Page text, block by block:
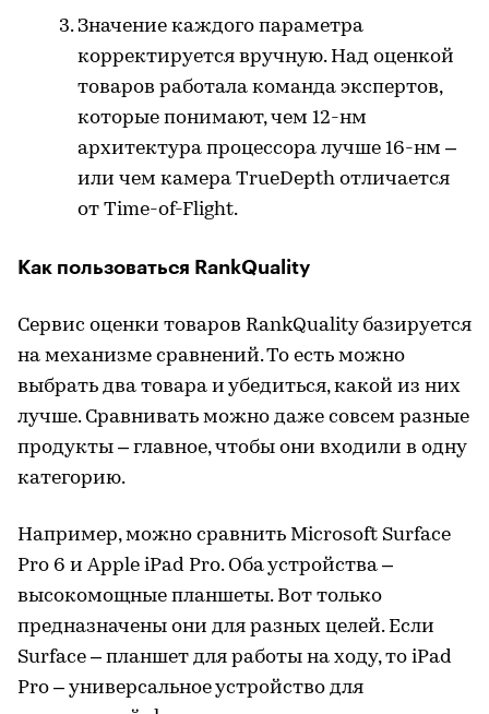
Значение каждого параметра
корректируется вручную. Над оценкой
товаров работала команда экспертов,
которые понимают, чем 12-нм
архитектура процессора лучше 16-нм –
или чем камера TrueDepth отличается
от Time-of-Flight.
Как пользоваться RankQuality
Сервис оценки товаров RankQuality базируется
на механизме сравнений. То есть можно
выбрать два товара и убедиться, какой из них
лучше. Сравнивать можно даже совсем разные
продукты – главное, чтобы они входили в одну
категорию.
Например, можно сравнить Microsoft Surface
Pro 6 и Apple iPad Pro. Оба устройства –
высокомощные планшеты. Вот только
предназначены они для разных целей. Если
Surface – планшет для работы на ходу, то iPad
Pro – универсальное устройство для